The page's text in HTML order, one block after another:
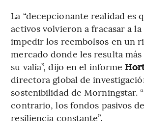
La “decepcionante realidad es
activos volvieron a fracasar a
impedir los reembolsos en un
mercado donde les resulta
su valía”, dijo en el informe
directora global de
sostenibilidad de Morningstar.
contrario, los fondos pasivos
resiliencia constante”.